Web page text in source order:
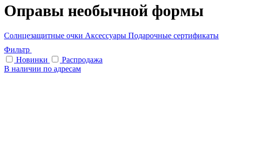
Оправы необычной формы
Солнцезащитные очки Аксессуары Подарочные сертификаты
Фильтр
Новинки
Распродажа
В наличии по адресам